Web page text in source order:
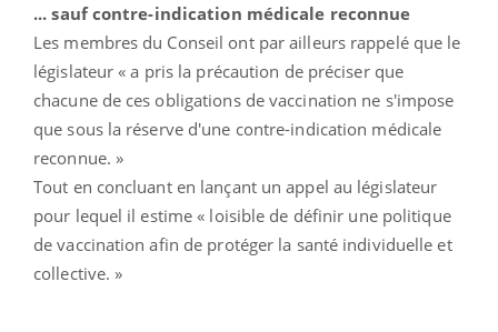
... sauf contre-indication médicale reconnue
Les membres du Conseil ont par ailleurs rappelé que le
législateur « a pris la précaution de préciser que
chacune de ces obligations de vaccination ne s'impose
que sous la réserve d'une contre-indication médicale
reconnue. »
Tout en concluant en lançant un appel au législateur
pour lequel il estime « loisible de définir une politique
de vaccination afin de protéger la santé individuelle et
collective. »